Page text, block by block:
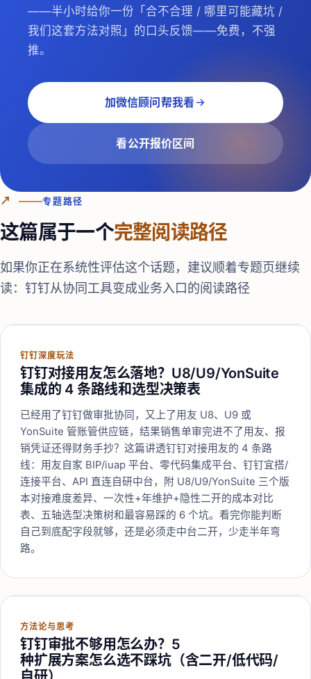
——半小时给你一份「合不合理 / 哪里可能藏坑 /
我们这套方法对照」的口头反馈——免费，不强
推。
加微信顾问帮我看
看公开报价区间
↗ 专题路径
这篇属于一个完整阅读路径
如果你正在系统性评估这个话题，建议顺着专题页继续
读： 钉钉从协同工具变成业务入口的阅读路径
钉钉深度玩法
钉钉对接用友怎么落地？U8/U9/YonSuite
集成的 4 条路线和选型决策表
已经用了钉钉做审批协同，又上了用友 U8、U9 或
YonSuite 管账管供应链，结果销售单审完进不了用友、报
销凭证还得财务手抄？这篇讲透钉钉对接用友的 4 条路
线：用友自家 BIP/iuap 平台、零代码集成平台、钉钉宜搭/
连接平台、API 直连自研中台，附 U8/U9/YonSuite 三个版
本对接难度差异、一次性+年维护+隐性二开的成本对比
表、五轴选型决策树和最容易踩的 6 个坑。看完你能判断
自己到底配字段就够，还是必须走中台二开，少走半年弯
路。
方法论与思考
钉钉审批不够用怎么办？5
种扩展方案怎么选不踩坑（含二开/低代码/